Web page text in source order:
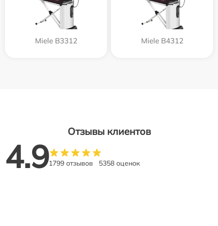
Miele B3312 Miele B4312
Отзывы клиентов
4.91799 отзывов 5358 оценок